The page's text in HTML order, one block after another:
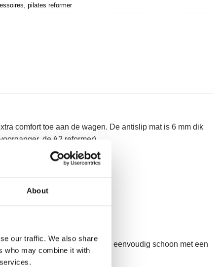
About
our traffic. We also share
who may combine it with
, pilates reformer
comfort toe aan de wagen. De antislip mat is 6 mm dik
de A2 reformer).
De wagen maak je eenvoudig schoon met een